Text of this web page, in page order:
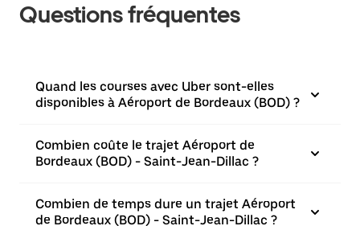
Questions fréquentes
Quand les courses avec Uber sont-elles
disponibles à Aéroport de Bordeaux (BOD) ?
Combien coûte le trajet Aéroport de
Bordeaux (BOD) - Saint-Jean-Dillac ?
Combien de temps dure un trajet Aéroport
de Bordeaux (BOD) - Saint-Jean-Dillac ?